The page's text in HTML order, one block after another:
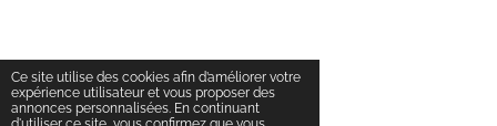
Ce site utilise des cookies afin d’améliorer votre
expérience utilisateur et vous proposer des
annonces personnalisées. En continuant